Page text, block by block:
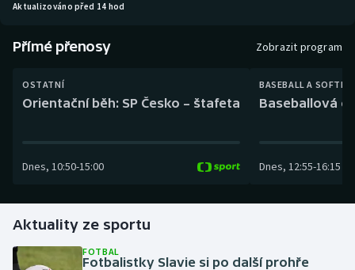
Florbal
Golf
Házená
Aktualizováno před 14 hod
Přímé přenosy Zobrazit program
OSTATNÍ
Orientační běh: SP Česko – štafeta
Dnes, 10:50-15:00
BASEBALL A
Baseballová
Dnes, 12:55-16:15
Aktuality ze sportu
FOTBAL
Fotbalistky Slavie si po další prohře